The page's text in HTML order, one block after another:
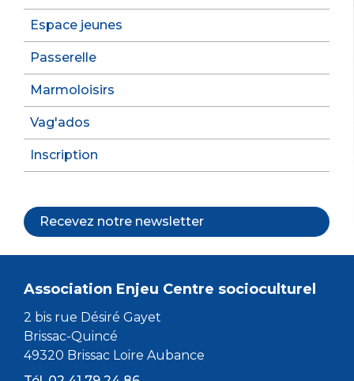
Espace jeunes
Passerelle
Marmoloisirs
Vag'ados
Inscription
Recevez notre newsletter
Association Enjeu Centre socioculturel
2 bis rue Désiré Gayet
Brissac-Quincé
49320 Brissac Loire Aubance